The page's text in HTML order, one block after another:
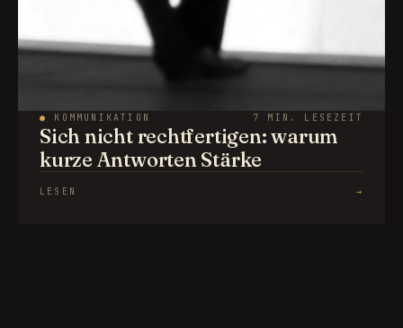
● KOMMUNIKATION 7 MIN. LESEZEIT
Sich nicht rechtfertigen: warum
kurze Antworten Stärke
LESEN →